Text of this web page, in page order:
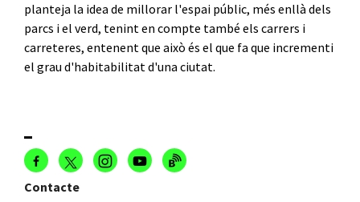
planteja la idea de millorar l'espai públic, més enllà dels
parcs i el verd, tenint en compte també els carrers i
carreteres, entenent que això és el que fa que incrementi
el grau d'habitabilitat d'una ciutat.
Contacte